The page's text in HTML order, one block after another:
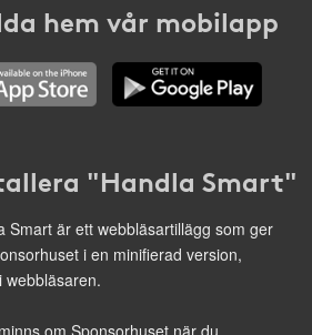
hem vår mobilapp
"Handla Smart"
Smart är ett webbläsartillägg som ger
i en minifierad version,
webbläsaren.